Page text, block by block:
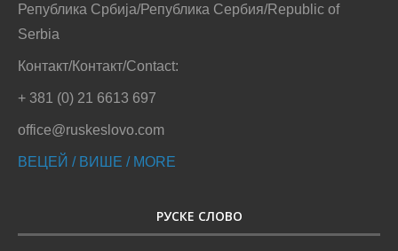
Република Србија/Република Сербия/Republic of
Serbia
Контакт/Контакт/Contact:
+ 381 (0) 21 6613 697
office@ruskeslovo.com
ВЕЦЕЙ / ВИШЕ / MORE
РУСКЕ СЛОВО